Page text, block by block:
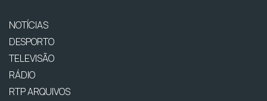
NOTÍCIAS
DESPORTO
TELEVISÃO
RÁDIO
RTP ARQUIVOS